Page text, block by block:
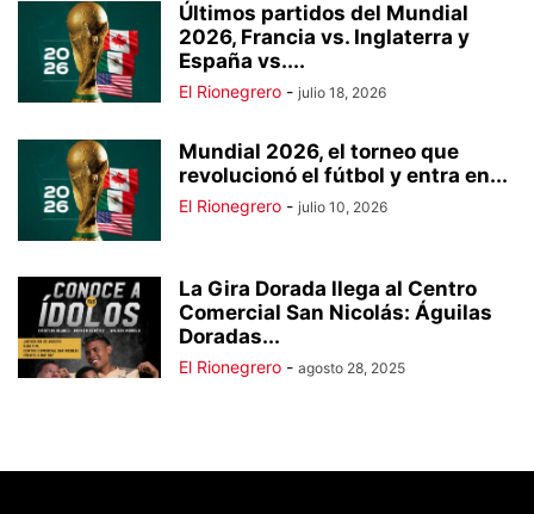
Últimos partidos del Mundial
2026, Francia vs. Inglaterra y
España vs....
El Rionegrero - julio 18, 2026
Mundial 2026, el torneo que
revolucionó el fútbol y entra en...
El Rionegrero - julio 10, 2026
La Gira Dorada llega al Centro
Comercial San Nicolás: Águilas
Doradas...
El Rionegrero - agosto 28, 2025